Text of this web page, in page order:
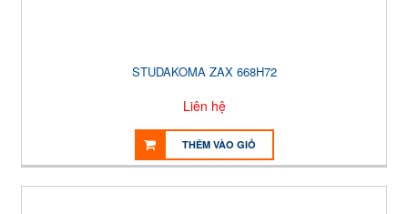
STUDAKOMA ZAX 668H72
Liên hệ
THÊM VÀO GIỎ